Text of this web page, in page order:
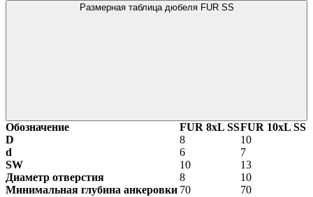
Размерная таблица дюбеля FUR SS
Обозначение FUR 8xL SSFUR 10xL SS
D
8
10
d
6
7
SW
10
13
Диаметр отверстия
8
10
Минимальная глубина анкеровки 70 70